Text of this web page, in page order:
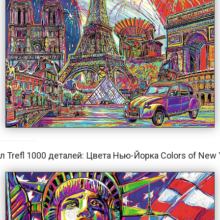
Trefl 1000 деталей: Цвета Нью-Йорка Colors of New